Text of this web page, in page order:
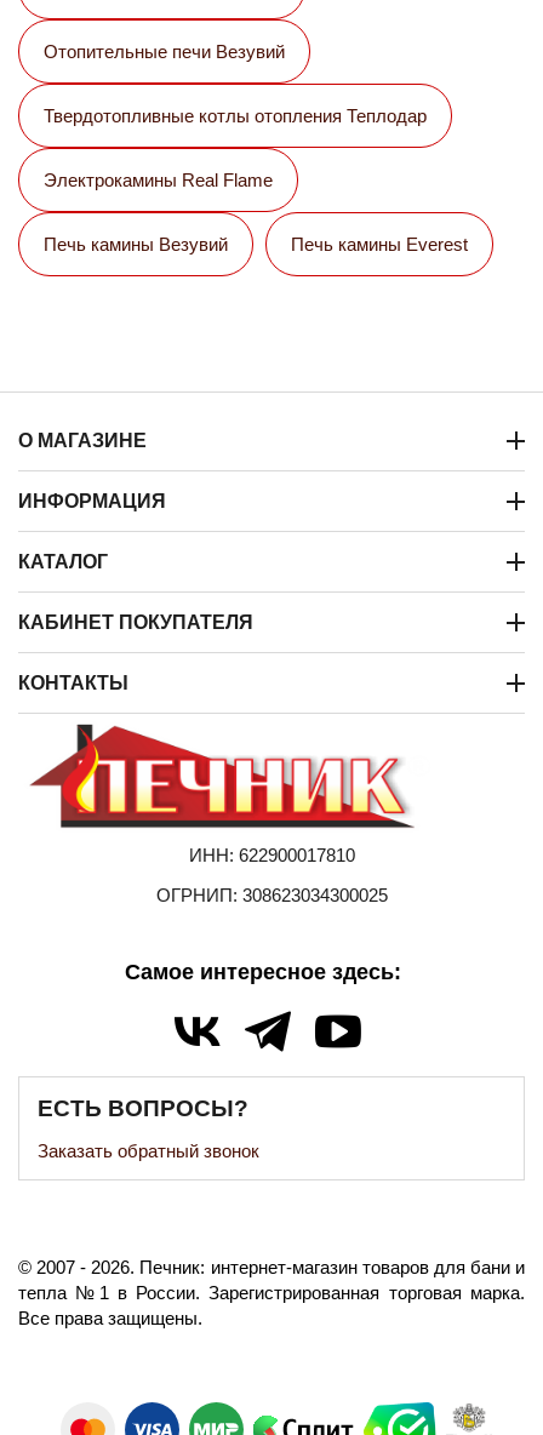
Отопительные печи Везувий
Твердотопливные котлы отопления Теплодар
Электрокамины Real Flame
Печь камины Везувий Печь камины Everest
О МАГАЗИНЕ
ИНФОРМАЦИЯ
КАТАЛОГ
КАБИНЕТ ПОКУПАТЕЛЯ
КОНТАКТЫ
ИНН: 622900017810
ОГРНИП: 308623034300025
Самое интересное здесь:
ЕСТЬ ВОПРОСЫ?
Заказать обратный звонок
©️ 2007 - 2026. Печник: интернет-магазин товаров для бани и
тепла №1 в России. Зарегистрированная торговая марка.
Все права защищены.